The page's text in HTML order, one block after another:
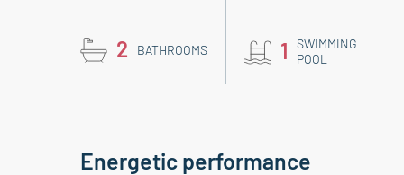
2 BATHROOMS 1
SWIMMING
POOL
Energetic performance